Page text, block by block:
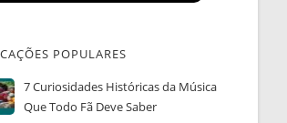
POPULARES
7 Curiosidades Históricas da Música
Que Todo Fã Deve Saber